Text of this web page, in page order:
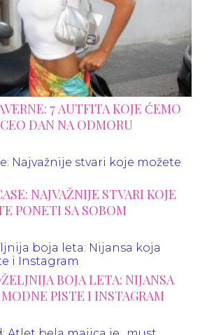
7 AUTFITA KOJE ĆEMO
DAN NA ODMORU
NAJVAŽNIJE STVARI KOJE
PONETI SA SOBOM
BOJA LETA: NIJANSA
MODNE PISTE I INSTAGRAM